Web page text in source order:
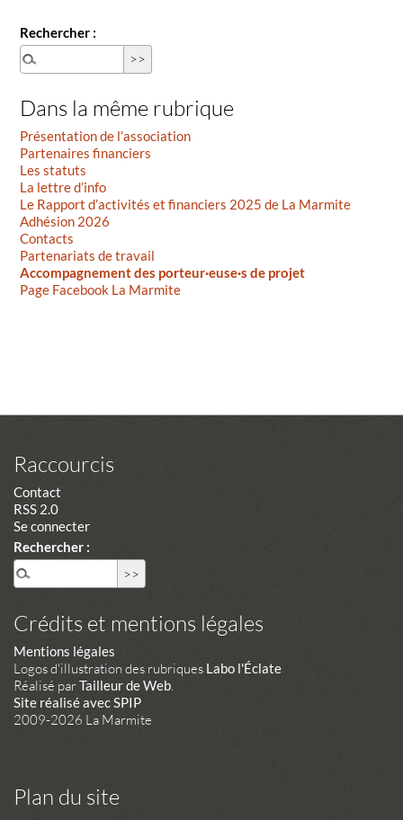
Rechercher :
Dans la même rubrique
Présentation de l’association
Partenaires financiers
Les statuts
La lettre d’info
Le Rapport d’activités et financiers 2025 de La Marmite
Adhésion 2026
Contacts
Partenariats de travail
Accompagnement des porteur·euse·s de projet
Page Facebook La Marmite
Raccourcis
Contact
RSS 2.0
Se connecter
Rechercher :
Crédits et mentions légales
Mentions légales
Logos d'illustration des rubriques Labo l'Éclate
Réalisé parTailleur de Web
Site réalisé avec SPIP
2009-2026 La Marmite
Plan du site